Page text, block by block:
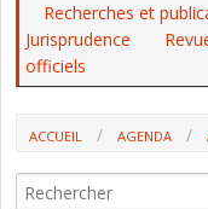
Recherches et
Jurisprudence
officiels
ACCUEIL AGENDA